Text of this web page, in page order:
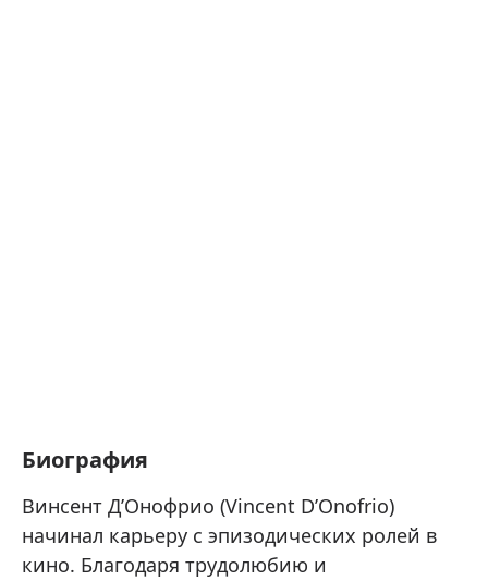
Биография
Винсент Д’Онофрио (Vincent D’Onofrio)
начинал карьеру с эпизодических ролей в
кино. Благодаря трудолюбию и